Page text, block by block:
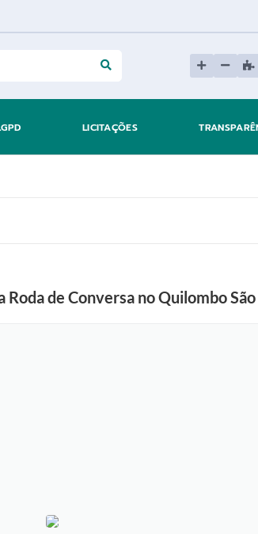
LICITAÇÕES
Roda de Conversa no Quilombo